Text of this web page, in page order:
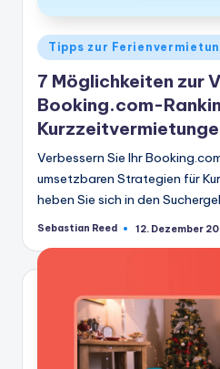
Veröffentlicht
in
Tipps zur
7 Möglichkeiten zur
Booking.com-
Verbessern Sie Ihr
umsetzbaren Strategien für
heben Sie sich in den
Geschrieben
Sebastian Reed 12. Dezember